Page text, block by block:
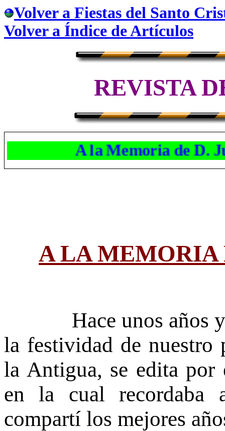
Volver a Fiestas del Santo
Volver a Índice de Artículos
REVISTA
A la Memoria de D.
A LA MEMORIA
Hace unos años y
la festividad de nuestro
la Antigua, se edita por
en la cual recordaba
compartí los mejores